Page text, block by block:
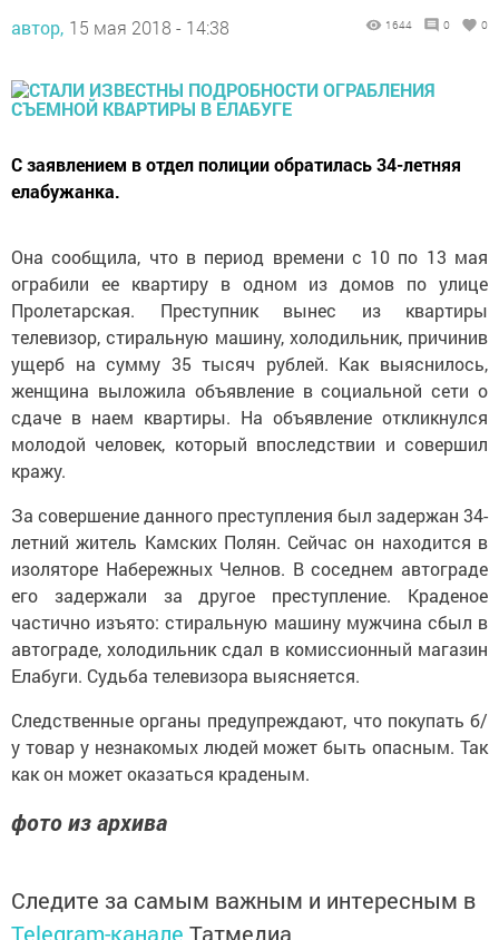
автор, 15 мая 2018 - 14:38 1644 0 0
С заявлением в отдел полиции обратилась 34-летняя
елабужанка.
Она сообщила, что в период времени с 10 по 13 мая
ограбили ее квартиру в одном из домов по улице
Пролетарская. Преступник вынес из квартиры
телевизор, стиральную машину, холодильник, причинив
ущерб на сумму 35 тысяч рублей. Как выяснилось,
женщина выложила объявление в социальной сети о
сдаче в наем квартиры. На объявление откликнулся
молодой человек, который впоследствии и совершил
кражу.
За совершение данного преступления был задержан 34-
летний житель Камских Полян. Сейчас он находится в
изоляторе Набережных Челнов. В соседнем автограде
его задержали за другое преступление. Краденое
частично изъято: стиральную машину мужчина сбыл в
автограде, холодильник сдал в комиссионный магазин
Елабуги. Судьба телевизора выясняется.
Следственные органы предупреждают, что покупать б/
у товар у незнакомых людей может быть опасным. Так
как он может оказаться краденым.
фото из архива
Следите за самым важным и интересным в
Telegram-канале Татмедиа